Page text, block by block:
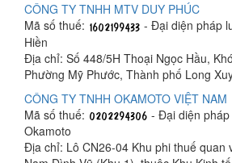
CÔNG TY TNHH MTV DUY PHÚC
Mã số thuế:
- Đại diện pháp
Hiền
Địa chỉ: Số 448/5H Thoại Ngọc Hầu,
Phường Mỹ Phước, Thành phố Long
CÔNG TY TNHH OKAMOTO VIỆT NAM
Mã số thuế:
- Đại diện
Okamoto
Địa chỉ: Lô CN26-04 Khu phi thuế quan